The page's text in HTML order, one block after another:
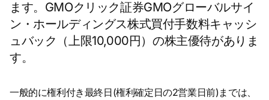
ます。GMOクリック証券GMOグローバルサイ
ン・ホールディングス株式買付手数料キャッシ
ュバック（上限10,000円）の株主優待がありま
す。
一般的に権利付き最終日(権利確定日の2営業日前)までは、